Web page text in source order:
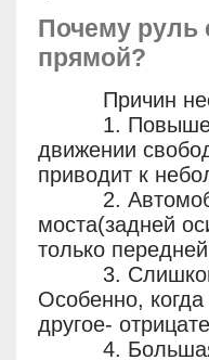
Почему руль
прямой?
Причин
1.
движении
приводит к
2.
моста(задней
только
3. Слишком
Особенно,
другое-
4. Большая